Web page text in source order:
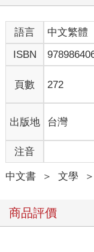
國中三年裡一半的時
常的一頓，晚餐的追
來的殘餚可供配飯，
張日興雜貨店對面那
張日興販售泡麵一碗
起。吃進肚裡的唯有
那時家裡還有阿公。
自我們懂事以來，家
一次，連電視遙控器
吃什麼，他也不為我
活在兩個時空，甚至
居的大表叔，短暫來
哪個誰有義務該準備
家屋蒙塵黯淡，我們
稀罕的一次聯絡上爸
那就是大表叔，阿嬤
語言 中文繁體
ISBN
頁數 272
出版地 台灣
注音
中文書 ＞ 文學 ＞
商品評價